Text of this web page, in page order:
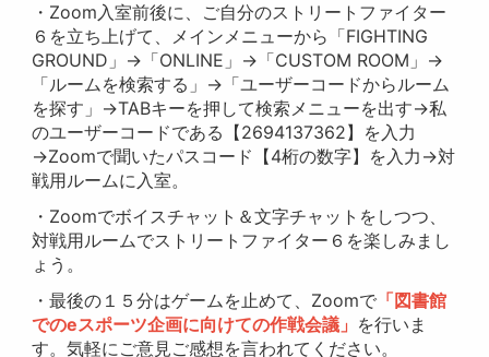
・Zoom入室前後に、ご自分のストリートファイター
６を立ち上げて、メインメニューから「FIGHTING
GROUND」→「ONLINE」→「CUSTOM ROOM」→
「ルームを検索する」→「ユーザーコードからルーム
を探す」→TABキーを押して検索メニューを出す→私
のユーザーコードである【2694137362】を入力
→Zoomで聞いたパスコード【4桁の数字】を入力→対
戦用ルームに入室。
・Zoomでボイスチャット＆文字チャットをしつつ、
対戦用ルームでストリートファイター６を楽しみまし
ょう。
・最後の１５分はゲームを止めて、Zoomで 「図書館
でのeスポーツ企画に向けての作戦会議」 を行いま
す。気軽にご意見ご感想を言われてください。